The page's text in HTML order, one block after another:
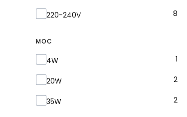
220-240V 8
MOC
Moc4W 1
20W 2
35W 2